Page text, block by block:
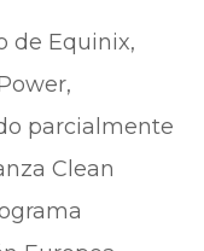
de Equinix,
parcialmente
Clean